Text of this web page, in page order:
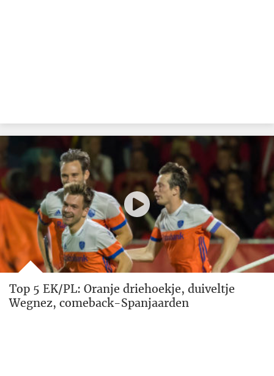
Top 5 EK/PL: Oranje driehoekje, duiveltje
Wegnez, comeback-Spanjaarden